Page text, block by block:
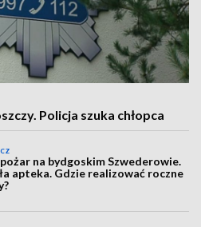
Policja szuka chłopca
na bydgoskim Szwederowie.
apteka. Gdzie realizować roczne